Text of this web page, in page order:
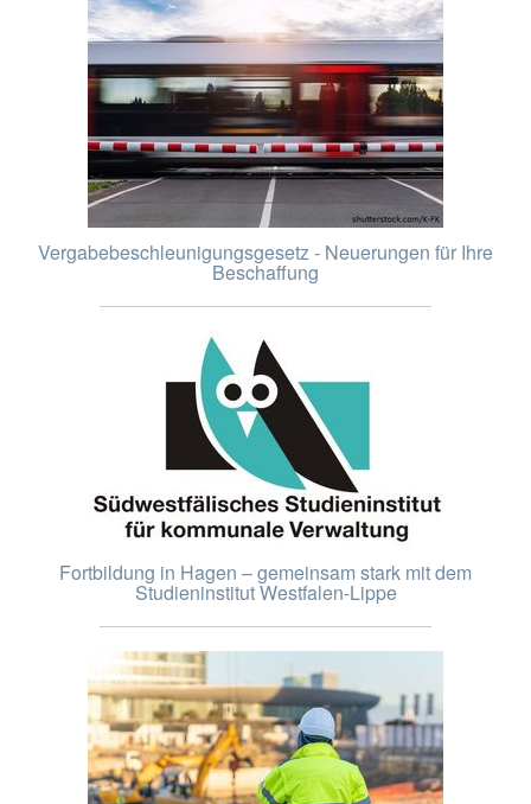
Vergabebeschleunigungsgesetz - Neuerungen für Ihre
Beschaffung
Fortbildung in Hagen – gemeinsam stark mit dem
Studieninstitut Westfalen-Lippe